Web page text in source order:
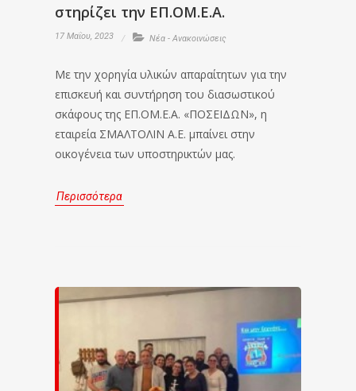
στηρίζει την ΕΠ.ΟΜ.Ε.Α.
17 Μαΐου, 2023 Νέα - Ανακοινώσεις
Με την χορηγία υλικών απαραίτητων για την
επισκευή και συντήρηση του διασωστικού
σκάφους της ΕΠ.ΟΜ.Ε.Α. «ΠΟΣΕΙΔΩΝ», η
εταιρεία ΣΜΑΛΤΟΛΙΝ Α.Ε. μπαίνει στην
οικογένεια των υποστηρικτών μας.
Περισσότερα